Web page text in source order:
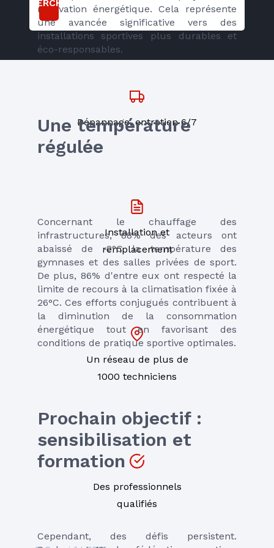
rénovation énergétique. Cela représente
une avancée significative vers des
installations sportives plus durables et
éco-responsables.
Une température
régulée
Concernant le chauffage des
infrastructures, 88% des acteurs ont
abaissé de -2°C la température des
gymnases et des salles privées de sport.
De plus, 86% d'entre eux ont respecté la
limite de recours à la climatisation fixée à
26°C. Ces efforts conjugués contribuent à
la diminution de la consommation
énergétique tout en favorisant des
conditions de pratique sportive optimales.
Prochain objectif :
sensibilisation et
formation
Cependant, des défis persistent.
RECHERCHER
Dépannage, entretien 6/7
Installation et
remplacement
Un réseau de plus de
1000 techniciens
Des professionnels
qualifiés